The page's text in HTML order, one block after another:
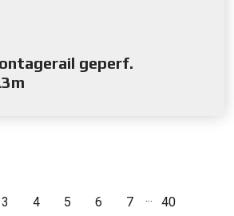
geperf.
3 4 5 6 7 40